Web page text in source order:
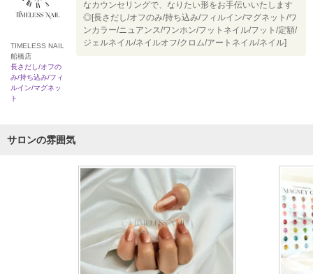
TIMELESS NAIL
船橋店
長さだし/オフの
み/持ち込み/フィ
ルイン/マグネッ
ト
なカウンセリングで、なりたい形をお手伝いいたします
◎[長さだし/オフのみ/持ち込み/フィルイン/マグネット/ワ
ンカラー/ニュアンス/ワンホン/フットネイル/フット/定額/
ジェルネイル/ネイルオフ/クロム/アートネイル/ネイル]
サロンの雰囲気